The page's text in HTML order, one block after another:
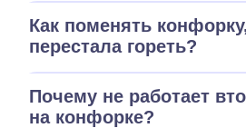
Как поменять
перестала гореть?
Почему не работает
на конфорке?